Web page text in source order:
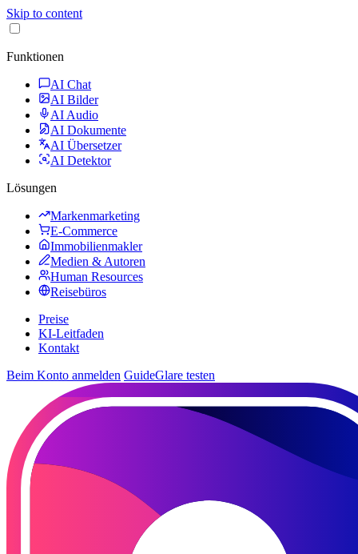
Skip to content
Funktionen
AI Chat
AI Bilder
AI Audio
AI Dokumente
AI Übersetzer
AI Detektor
Lösungen
Markenmarketing
E-Commerce
Immobilienmakler
Medien & Autoren
Human Resources
Reisebüros
Preise
KI-Leitfaden
Kontakt
Beim Konto anmelden GuideGlare testen